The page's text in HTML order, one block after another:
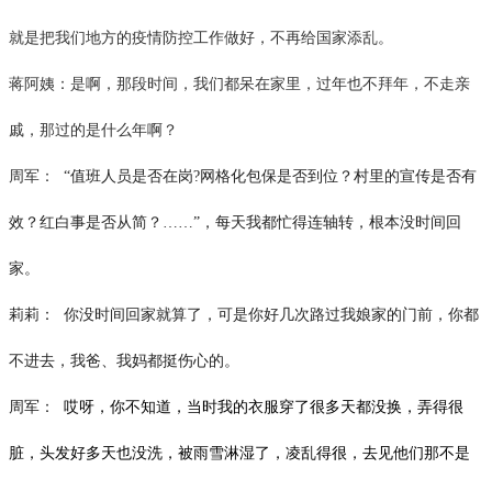
就是把我们地方的疫情防控工作做好，不再给国家添乱。
蒋阿姨：是啊，那段时间，我们都呆在家里，过年也不拜年，不走亲
戚，那过的是什么年啊？
周军： “值班人员是否在岗?网格化包保是否到位？村里的宣传是否有
效？红白事是否从简？……” ，每天我都忙得连轴转，根本没时间回
家。
莉莉： 你没时间回家就算了，可是你好几次路过我娘家的门前，你都
不进去，我爸、我妈都挺伤心的。
周军： 哎呀，你不知道，当时我的衣服穿了很多天都没换，弄得很
脏，头发好多天也没洗，被雨雪淋湿了，凌乱得很，去见他们那不是